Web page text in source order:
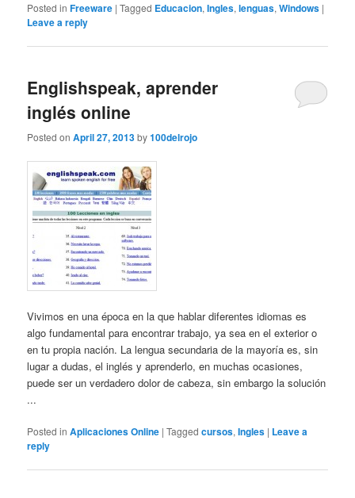
Posted in Freeware |Tagged Educacion,Ingles,lenguas,Windows |
Leave a reply
Englishspeak, aprender
inglés online
Posted onApril 27, 2013by100delrojo
Vivimos en una época en la que hablar diferentes idiomas es
algo fundamental para encontrar trabajo, ya sea en el exterior o
en tu propia nación. La lengua secundaria de la mayoría es, sin
lugar a dudas, el inglés y aprenderlo, en muchas ocasiones,
puede ser un verdadero dolor de cabeza, sin embargo la solución
...
Posted in Aplicaciones Online |Tagged cursos,Ingles | Leave a
reply